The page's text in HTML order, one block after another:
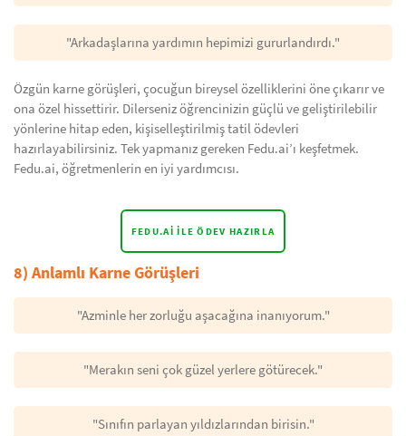
"Arkadaşlarına yardımın hepimizi gururlandırdı."
Özgün karne görüşleri, çocuğun bireysel özelliklerini öne çıkarır ve
ona özel hissettirir. Dilerseniz öğrencinizin güçlü ve geliştirilebilir
yönlerine hitap eden, kişiselleştirilmiş tatil ödevleri
hazırlayabilirsiniz. Tek yapmanız gereken Fedu.ai’ı keşfetmek.
Fedu.ai, öğretmenlerin en iyi yardımcısı.
FEDU.AI ILE ÖDEV HAZIRLA
8) Anlamlı Karne Görüşleri
"Azminle her zorluğu aşacağına inanıyorum."
"Merakın seni çok güzel yerlere götürecek."
"Sınıfın parlayan yıldızlarından birisin."